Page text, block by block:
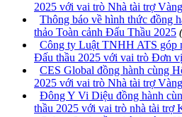
2025 với vai trò Nhà tài trợ Vàng
Thông báo về hình thức đồng
thảo Toàn cảnh Đấu Thầu 2025
Công ty Luật TNHH ATS góp
Đấu thầu 2025 với vai trò Đơn
CES Global đồng hành cùng
2025 với vai trò Nhà tài trợ Vàng
Đông Y Vi Diệu đồng hành
thầu 2025 với vai trò nhà tài trợ